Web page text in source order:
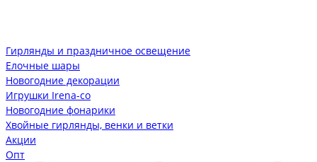
Гирлянды и праздничное освещение
Елочные шары
Новогодние декорации
Игрушки Irena-co
Новогодние фонарики
Хвойные гирлянды, венки и ветки
Акции
Опт